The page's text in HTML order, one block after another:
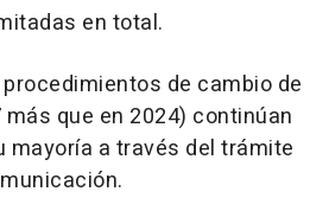
en total.
de cambio de
que en 2024) continúan
mayoría a través del trámite